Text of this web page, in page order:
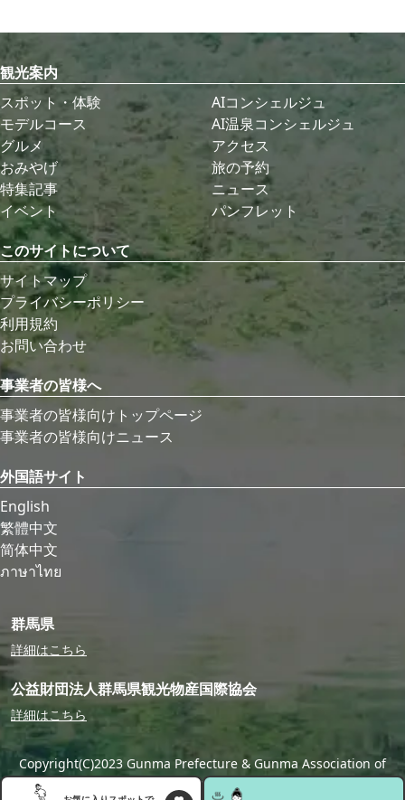
観光案内
スポット・体験
モデルコース
グルメ
おみやげ
特集記事
イベント
AIコンシェルジュ
AI温泉コンシェルジュ
アクセス
旅の予約
ニュース
パンフレット
このサイトについて
サイトマップ
プライバシーポリシー
利用規約
お問い合わせ
事業者の皆様へ
事業者の皆様向けトップページ
事業者の皆様向けニュース
外国語サイト
English
繁體中文
简体中文
ภาษาไทย
群馬県
詳細はこちら
公益財団法人群馬県観光物産国際協会
詳細はこちら
Copyright(C)2023 Gunma Prefecture & Gunma Association of
Tourism,Local Products & International Exchange